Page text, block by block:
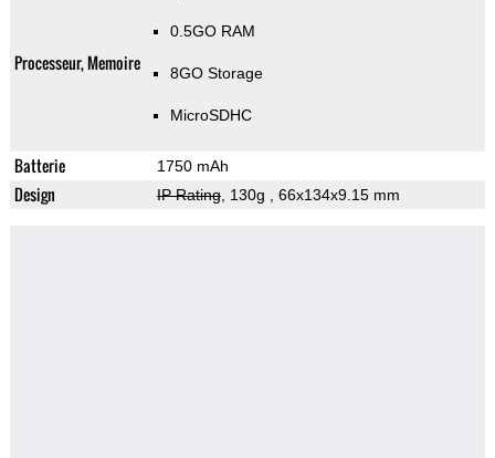
Processeur, Memoire
0.5GO RAM
8GO Storage
MicroSDHC
Batterie 1750 mAh
Design IP Rating, 130g , 66x134x9.15 mm